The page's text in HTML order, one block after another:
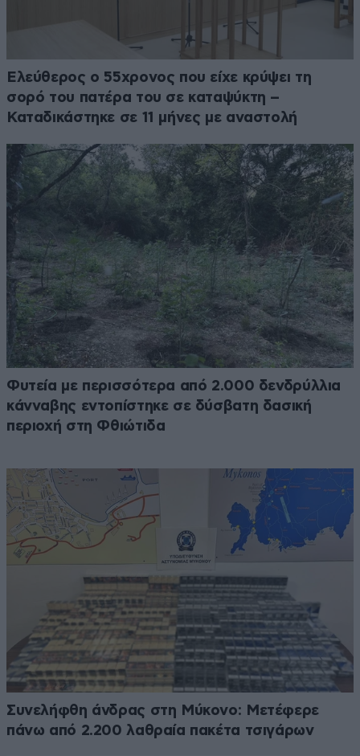
Ελεύθερος ο 55χρονος που είχε κρύψει τη
σορό του πατέρα του σε καταψύκτη –
Καταδικάστηκε σε 11 μήνες με αναστολή
Φυτεία με περισσότερα από 2.000 δενδρύλλια
κάνναβης εντοπίστηκε σε δύσβατη δασική
περιοχή στη Φθιώτιδα
Συνελήφθη άνδρας στη Μύκονο: Μετέφερε
πάνω από 2.200 λαθραία πακέτα τσιγάρων